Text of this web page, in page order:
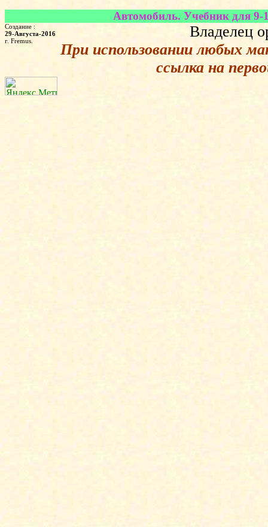
Автомобиль. Учебник для
Создание :
29-Августа-2016
г. Fremus.
Владелец
При использовании любых
ссылка на